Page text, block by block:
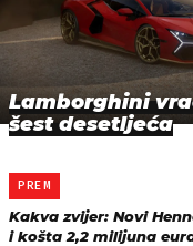
Lamborghini
šest desetljeća
PREM
Kakva zvijer: Novi
i košta 2,2 milijuna